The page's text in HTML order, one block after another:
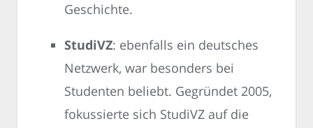
Geschichte.
StudiVZ: ebenfalls ein deutsches
Netzwerk, war besonders bei
Studenten beliebt. Gegründet 2005,
fokussierte sich StudiVZ auf die